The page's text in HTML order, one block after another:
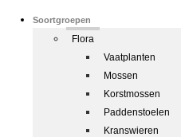
Soortgroepen
Flora
Vaatplanten
Mossen
Korstmossen
Paddenstoelen
Kranswieren